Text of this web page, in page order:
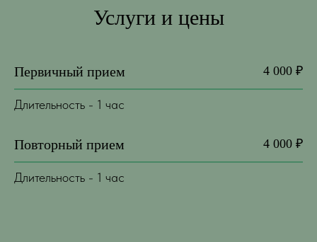
Услуги и цены
Первичный прием 4 000 ₽
Длительность - 1 час
Повторный прием 4 000 ₽
Длительность - 1 час